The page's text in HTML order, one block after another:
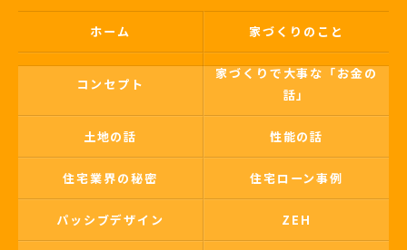
ホーム 家づくりのこと
コンセプト
家づくりで大事な「お金の
話」
土地の話 性能の話
住宅業界の秘密 住宅ローン事例
パッシブデザイン ZEH